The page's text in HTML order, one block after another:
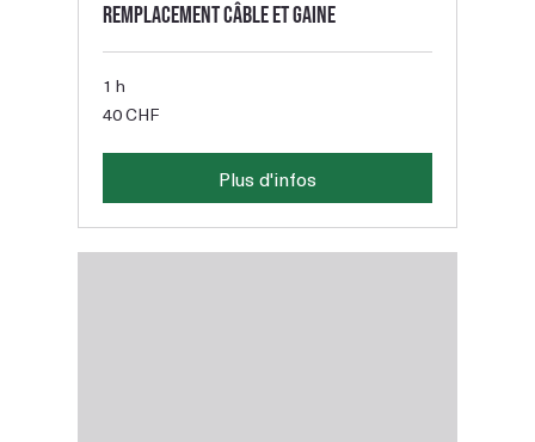
Remplacement câble et gaine
1 h
40
francs
40 CHF
Plus d'infos